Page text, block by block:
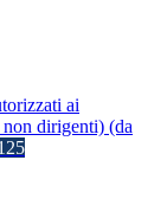
ai
dirigenti) (da